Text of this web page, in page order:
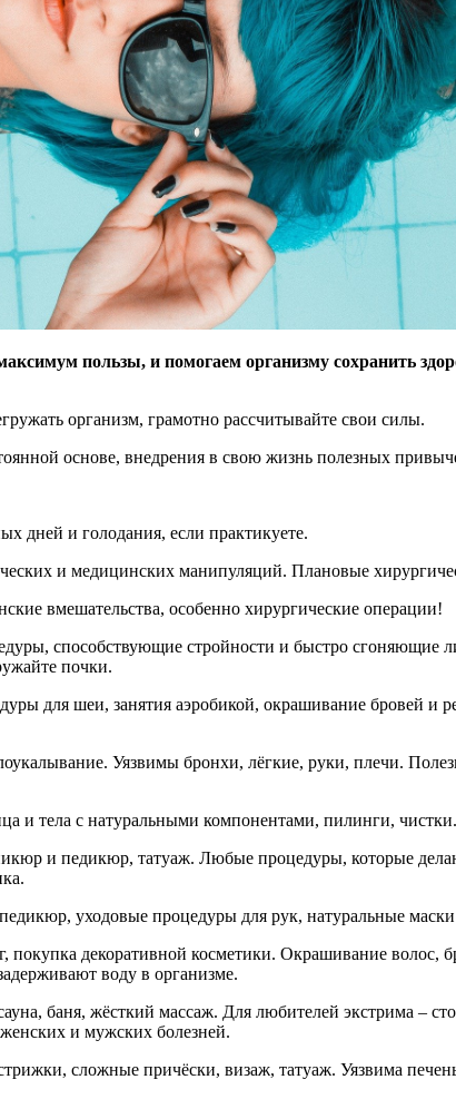
пользы, и помогаем организму сохранить
организм, грамотно рассчитывайте свои силы.
основе, внедрения в свою жизнь полезных
дней и голодания, если практикуете.
и медицинских манипуляций. Плановые
вмешательства, особенно хирургические операции!
способствующие стройности и быстро
почки.
для шеи, занятия аэробикой, окрашивание бровей и
Уязвимы бронхи, лёгкие, руки, плечи.
и тела с натуральными компонентами, пилинги,
и педикюр, татуаж. Любые процедуры, которые
уходовые процедуры для рук, натуральные
покупка декоративной косметики. Окрашивание
воду в организме.
баня, жёсткий массаж. Для любителей экстрима –
и мужских болезней.
сложные причёски, визаж, татуаж. Уязвима